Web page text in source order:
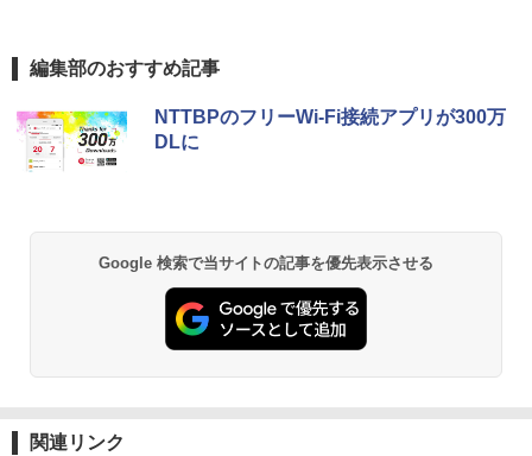
編集部のおすすめ記事
NTTBPのフリーWi-Fi接続アプリが300万
DLに
Google 検索で当サイトの記事を優先表示させる
関連リンク